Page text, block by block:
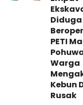
Diduga
PETI
Warga
Kebun
Rusak